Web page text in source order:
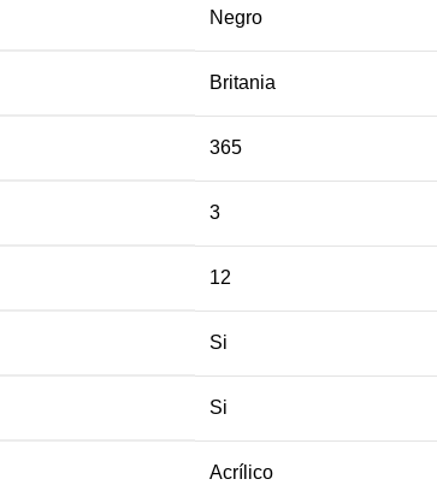
Negro
Britania
365
3
12
Si
Si
Acrílico